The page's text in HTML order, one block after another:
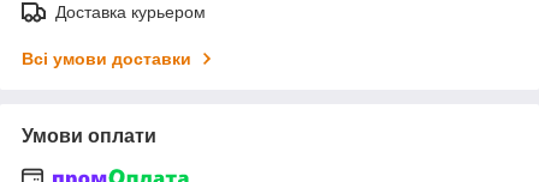
Доставка курьером
Всі умови доставки
Умови оплати